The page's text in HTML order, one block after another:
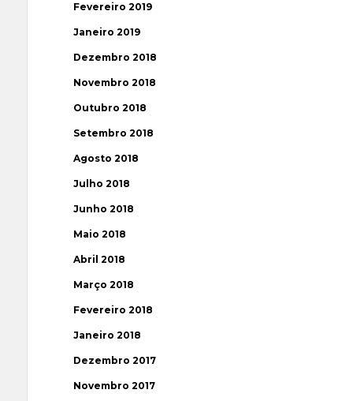
Fevereiro 2019
Janeiro 2019
Dezembro 2018
Novembro 2018
Outubro 2018
Setembro 2018
Agosto 2018
Julho 2018
Junho 2018
Maio 2018
Abril 2018
Março 2018
Fevereiro 2018
Janeiro 2018
Dezembro 2017
Novembro 2017